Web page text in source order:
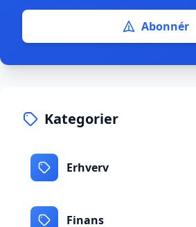
Abonnér
Kategorier
Erhverv
Finans